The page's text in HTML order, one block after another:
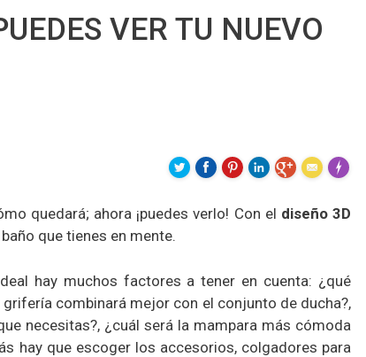
VER TU NUEVO
quedará; ahora ¡puedes verlo! Con el diseño 3D
que tienes en mente.
hay muchos factores a tener en cuenta: ¿qué
combinará mejor con el conjunto de ducha?,
necesitas?, ¿cuál será la mampara más cómoda
hay que escoger los accesorios, colgadores para